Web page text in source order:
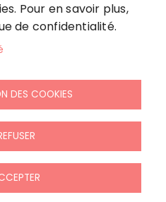
rien manquer de
!
Pour en savoir plus,
de confidentialité.
DES COOKIES